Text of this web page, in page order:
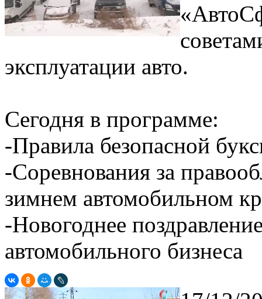
эксплуатации авто.
Сегодня в программе:
-Правила безопасной
-Соревнования за
зимнем автомобильном
-Новогоднее
автомобильного бизнеса